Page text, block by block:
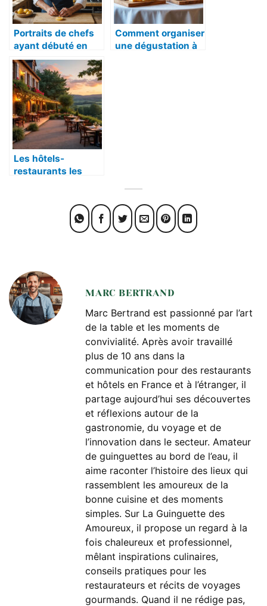
Portraits de chefs
ayant débuté en
guinguette
Comment organiser
une dégustation à
Les hôtels-
restaurants les
MARC BERTRAND
Marc Bertrand est passionné par l’art
de la table et les moments de
convivialité. Après avoir travaillé
plus de 10 ans dans la
communication pour des restaurants
et hôtels en France et à l’étranger, il
partage aujourd’hui ses découvertes
et réflexions autour de la
gastronomie, du voyage et de
l’innovation dans le secteur. Amateur
de guinguettes au bord de l’eau, il
aime raconter l’histoire des lieux qui
rassemblent les amoureux de la
bonne cuisine et des moments
simples. Sur La Guinguette des
Amoureux, il propose un regard à la
fois chaleureux et professionnel,
mêlant inspirations culinaires,
conseils pratiques pour les
restaurateurs et récits de voyages
gourmands. Quand il ne rédige pas,